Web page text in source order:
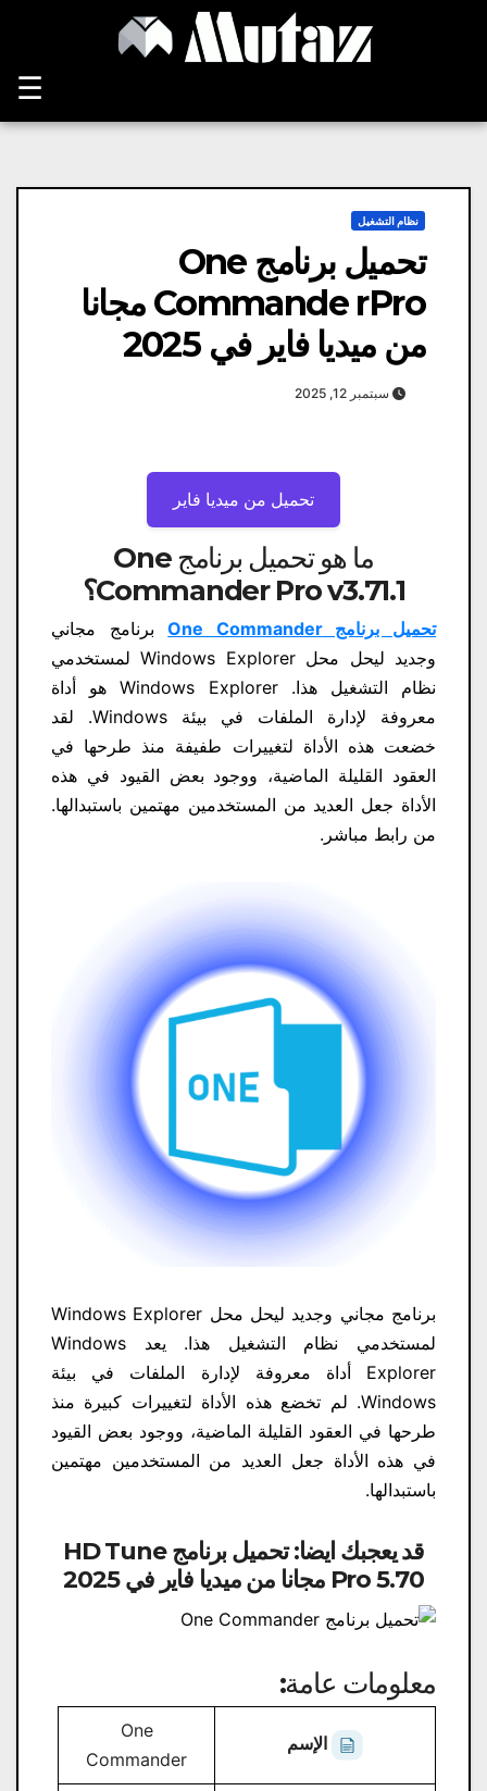
☰
نظام التشغيل
تحميل برنامج One
Commande rPro مجانا
من ميديا ​​فاير في 2025
سبتمبر 12, 2025
تحميل من ميديا ​​فاير
ما هو تحميل برنامج One
Commander Pro v3.71.1؟
تحميل برنامج One Commander
برنامج مجاني
وجديد ليحل محل Windows Explorer لمستخدمي
نظام التشغيل هذا. Windows Explorer هو أداة
معروفة لإدارة الملفات في بيئة Windows. لقد
خضعت هذه الأداة لتغييرات طفيفة منذ طرحها في
العقود القليلة الماضية، ووجود بعض القيود في هذه
الأداة جعل العديد من المستخدمين مهتمين باستبدالها.
من رابط مباشر.
برنامج مجاني وجديد ليحل محل Windows Explorer
لمستخدمي نظام التشغيل هذا. يعد Windows
Explorer أداة معروفة لإدارة الملفات في بيئة
Windows. لم تخضع هذه الأداة لتغييرات كبيرة منذ
طرحها في العقود القليلة الماضية، ووجود بعض القيود
في هذه الأداة جعل العديد من المستخدمين مهتمين
باستبدالها.
قد يعجبك ايضا:
تحميل برنامج HD Tune
Pro 5.70 مجانا من ميديا ​​فاير في 2025
معلومات عامة:
الإسم
One
Commander